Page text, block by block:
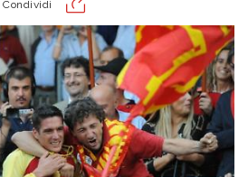
Condividi